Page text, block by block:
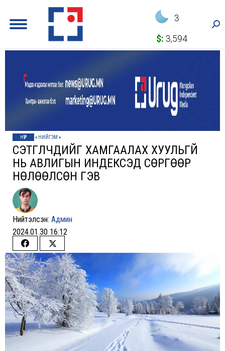
3
$: 3,594
НҮҮР » НИЙГЭМ »
СЭТГҮҮЛЧДИЙГ ХАМГААЛАХ ХУУЛЬГҮЙ
НЬ АВЛИГЫН ИНДЕКСЭД СӨРГӨӨР
НӨЛӨӨЛСӨН ГЭВ
Нийтэлсэн: Админ
2024.01.30 16:12
Share
on
Facebook
Share
on
Twitter